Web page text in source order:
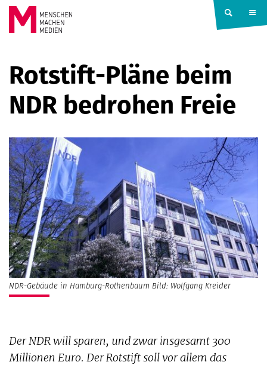
Springe zum Inhalt
MACHEN
MEDIEN
Rotstift-Pläne beim
NDR bedrohen Freie
NDR-Gebäude in Hamburg-Rothenbaum Bild: Wolfgang Kreider
Der NDR will sparen, und zwar insgesamt 300
Millionen Euro. Der Rotstift soll vor allem das